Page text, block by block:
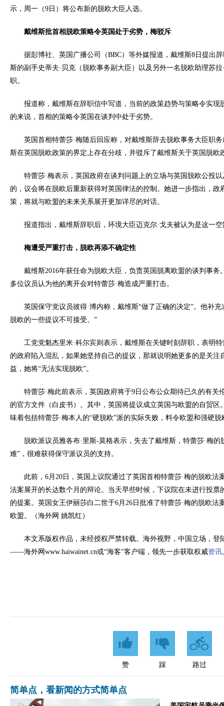
示，周一（9日）将公布新的脱欧大臣人选。
戴维斯批首相脱欧策略令英国处于劣势，梅驳斥
据彭博社、英国广播公司（BBC）等外媒报道，戴维斯8日提出
斯的副手史蒂夫·贝克（脱欧事务副大臣）以及另外一名脱欧助理苏
职。
报道称，戴维斯在辞职信中写道，当前的政策趋势与策略令实现
的来说，首相的策略令英国在谈判中处于劣势。
英国首相特蕾莎·梅随后回应称，对戴维斯辞去脱欧事务大臣职
斯在英国脱欧政策的界定上存在分歧，并驳斥了戴维斯关于英国脱欧
特蕾莎·梅表示，英国政府在谈判问题上的立场与英国脱欧公投
的，议会将在脱欧后重新获得对英国律法的控制。她进一步指出，政
策，将就与欧盟的未来关系展开更加详尽的对话。
报道指出，戴维斯辞职后，环境大臣迈克尔·戈夫被认为是这一
梅遭受严重打击，脱欧再添不确定性
戴维斯2016年获任命为脱欧大臣，负责英国脱离欧盟的谈判事务
多位议员认为他的离开会对特蕾莎·梅造成严重打击。
英国保守党议员彼得·博内称，戴维斯“做了正确的决定”。他补充
脱欧的一些提议不可接受。”
工党党魁杰里米·科尔宾则表示，戴维斯在关键时刻辞职，表明
的政府陷入混乱，如果她坚持自己的提议，那就说明她更多的是关注
益，她将“无法实现脱欧”。
特蕾莎·梅此前表示，英国政府将于9日公布公众期待已久的有关
的官方文件（白皮书）。其中，英国将提议成立英国与欧盟的自贸区
味着包括特蕾莎·梅本人的“硬脱欧”派的实际失败，料令欧盟和强硬
脱欧派议员雅各布·里斯-莫格表示，失去了戴维斯，特蕾莎·梅的
难”，很难获得保守派议员的支持。
此前，6月20日，英国上议院通过了英国首相特蕾莎·梅的脱欧法
法案展开的长达数个月的辩论。当天早些时候，下议院在未进行投票
的提案。英国女王伊丽莎白二世于6月26日批准了特蕾莎·梅的脱欧法
欧盟。（海外网 姚凯红）
本文系版权作品，未经授权严禁转载。海外视野，中国立场，登
——海外网www.haiwainet.cn或“海客”客户端，领先一步获取权威资讯
赞 踩 路过
简单点，看新闻的方式简单点